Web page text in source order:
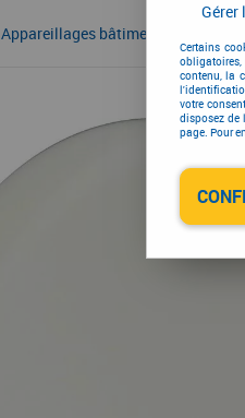
Appareillages bâtiment
Gérer
Certains
obligatoires,
contenu, la
votre
disposez de
page. Pour